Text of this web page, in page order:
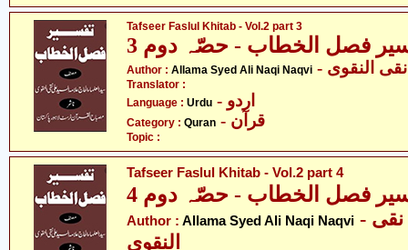
Tafseer Faslul Khitab - Vol.2 part 3
فصل الخطاب - حصّہ دوم 3
Author : Allama Syed Ali Naqi Naqvi النقوی
Translator :
Language : Urdu - اردو
Category : Quran - قرآن
Topic :
Tafseer Faslul Khitab - Vol.2 part 4
فصل الخطاب - حصّہ دوم 4
Author : Allama Syed Ali Naqi Naqvi - علامہ سید علی نقی
النقوی